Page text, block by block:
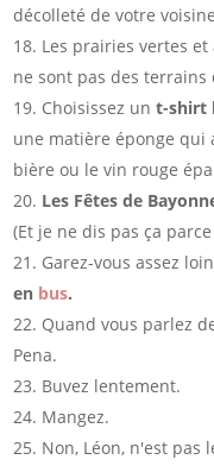
décolleté de votre
Les prairies vertes
ne sont pas des terrains
Choisissez un t-shirt
une matière éponge qui
bière ou le vin rouge
Les Fêtes de
(Et je ne dis pas ça
Garez-vous assez
en bus.
Quand vous parlez
Pena.
Buvez lentement.
Mangez.
Non, Léon, n'est pas